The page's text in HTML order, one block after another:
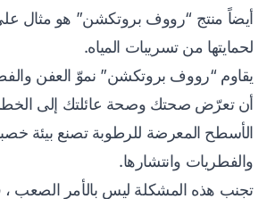
أيضاً منتج “رووف بروتكشن” هو مثال
لحمايتها من تسريبات المياه.
يقاوم “رووف بروتكشن” نموّ العفن
أن تعرّض صحتك وصحة عائلتك إلى
الأسطح المعرضة للرطوبة تصنع بيئة
والفطريات وانتشارها.
تجنب هذه المشكلة ليس بالأمر الصعب ،